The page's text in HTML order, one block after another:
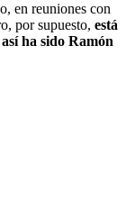
en reuniones con
por supuesto, está
ha sido Ramón